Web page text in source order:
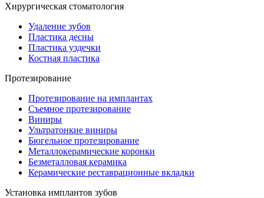
Хирургическая стоматология
Удаление зубов
Пластика десны
Пластика уздечки
Костная пластика
Протезирование
Протезирование на имплантах
Съемное протезирование
Виниры
Ультратонкие виниры
Бюгельное протезирование
Металлокерамические коронки
Безметалловая керамика
Керамические реставрационные вкладки
Установка имплантов зубов